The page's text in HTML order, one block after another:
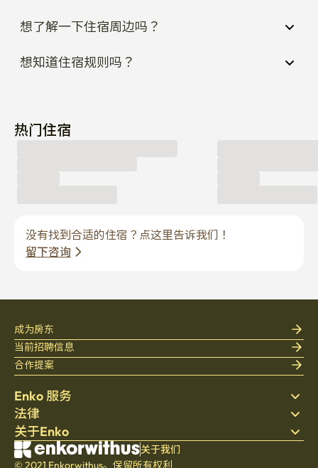
想了解一下住宿周边吗？
想知道住宿规则吗？
热门住宿
没有找到合适的住宿？点这里告诉我们！
留下咨询
Enko 服务
搜索房源
床上用品
博客
帮助中心
法律
隐私政策
服务条款
关于Enko
公司介绍
成为房东
当前招聘信息
合作提案
关于我们
© 2021 Enkorwithus。保留所有权利